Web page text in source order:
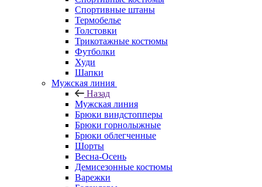
Спортивные штаны
Термобелье
Толстовки
Трикотажные костюмы
Футболки
Худи
Шапки
Мужская линия
Назад
Мужская линия
Брюки виндстопперы
Брюки горнолыжные
Брюки облегченные
Шорты
Весна-Осень
Демисезонные костюмы
Варежки